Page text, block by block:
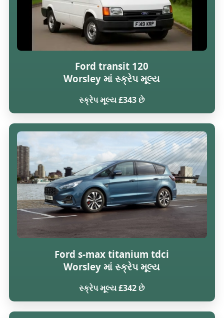
Ford transit 120
Worsley માં સ્ક્રેપ મૂલ્ય
સ્ક્રેપ મૂલ્ય £343 છે
Ford s-max titanium tdci
Worsley માં સ્ક્રેપ મૂલ્ય
સ્ક્રેપ મૂલ્ય £342 છે